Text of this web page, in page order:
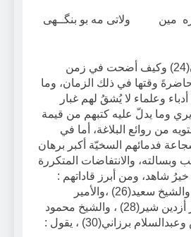
مين ولاتى مه بو بنگــهى
ويذكر جزيرة بوطان(24) وكيف أضحت في زمن
حاضرةَ وقتها في ذلك الزمان، وما
وعلماء لا يُشقُ لهم غبار
وما يدلّ عليه كتبهم من قيمة
من روائع البلاغة، أما في
فدمائهم السخيّة أكبر برهان
وبسالته، والانتفاضات المتكررة
شاهد، ومن أبرز قاداتهم :
القاضي محمد(25) ،والشيخ سعيد(26) ،والأمير
بدرخان(27) ،والأمير أزدين شير(28) ، والشيخ محمود